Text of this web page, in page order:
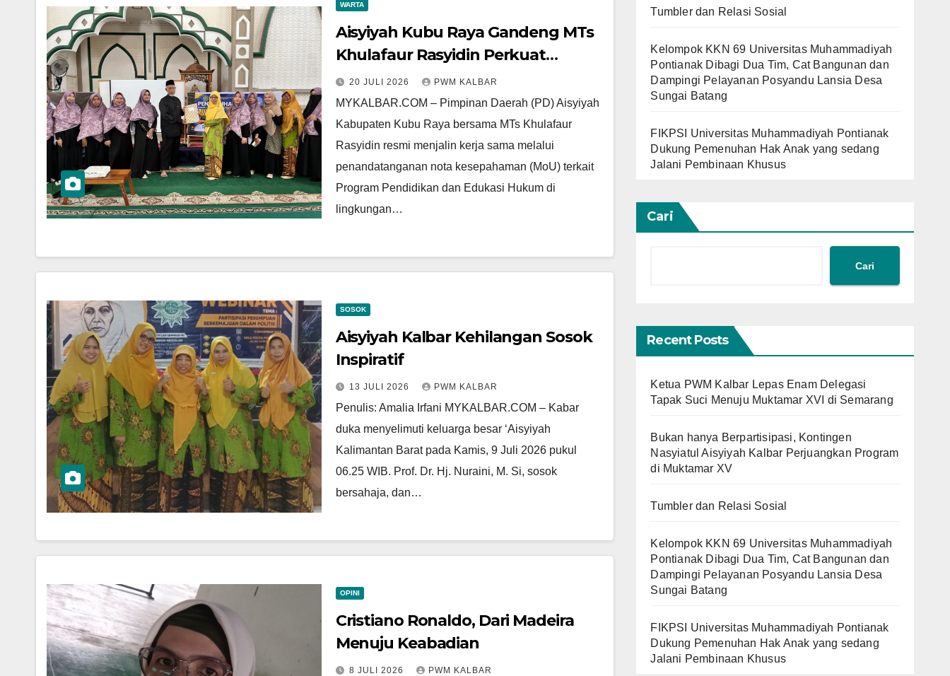
WARTA
Aisyiyah Kubu Raya Gandeng MTs
Khulafaur Rasyidin Perkuat
Edukasi Hukum dan Perlindungan
Anak
20 JULI 2026 PWM KALBAR
MYKALBAR.COM – Pimpinan Daerah (PD) Aisyiyah
Kabupaten Kubu Raya bersama MTs Khulafaur
Rasyidin resmi menjalin kerja sama melalui
penandatanganan nota kesepahaman (MoU) terkait
Program Pendidikan dan Edukasi Hukum di
lingkungan…
SOSOK
Aisyiyah Kalbar Kehilangan Sosok
Inspiratif
13 JULI 2026 PWM KALBAR
Penulis: Amalia Irfani MYKALBAR.COM – Kabar
duka menyelimuti keluarga besar ‘Aisyiyah
Kalimantan Barat pada Kamis, 9 Juli 2026 pukul
06.25 WIB. Prof. Dr. Hj. Nuraini, M. Si, sosok
bersahaja, dan…
OPINI
Cristiano Ronaldo, Dari Madeira
Menuju Keabadian
8 JULI 2026 PWM KALBAR
Tumbler dan Relasi Sosial
Kelompok KKN 69 Universitas Muhammadiyah
Pontianak Dibagi Dua Tim, Cat Bangunan dan
Dampingi Pelayanan Posyandu Lansia Desa
Sungai Batang
FIKPSI Universitas Muhammadiyah Pontianak
Dukung Pemenuhan Hak Anak yang sedang
Jalani Pembinaan Khusus
Cari
Cari
Recent Posts
Ketua PWM Kalbar Lepas Enam Delegasi
Tapak Suci Menuju Muktamar XVI di Semarang
Bukan hanya Berpartisipasi, Kontingen
Nasyiatul Aisyiyah Kalbar Perjuangkan Program
di Muktamar XV
Tumbler dan Relasi Sosial
Kelompok KKN 69 Universitas Muhammadiyah
Pontianak Dibagi Dua Tim, Cat Bangunan dan
Dampingi Pelayanan Posyandu Lansia Desa
Sungai Batang
FIKPSI Universitas Muhammadiyah Pontianak
Dukung Pemenuhan Hak Anak yang sedang
Jalani Pembinaan Khusus